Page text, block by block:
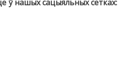
ў нашых сацыяльных сетках: